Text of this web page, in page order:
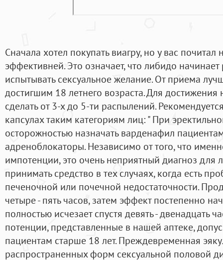
Сначала хотел покупать виагру, но у вас почитал
эффективней. Это означает, что либидо
испытывать сексуальное желание. От приема
достигшим 18 летнего возраста. Для достижения
сделать от 3-х до 5-ти распылений.
капсулах таким категориям лиц: " При
осторожностью назначать варденафил
адреноблокаторы. Независимо от того, что
импотенции, это очень неприятный диагноз для
принимать средство в тех случаях, когда есть
печеночной или почечной недостаточности.
четыре - пять часов, затем эффект постепенно
полностью исчезает спустя девять - двенадцать
потенции, представленные в нашей аптеке,
пациентам старше 18 лет. Преждевременная
распространенных форм сексуальной половой